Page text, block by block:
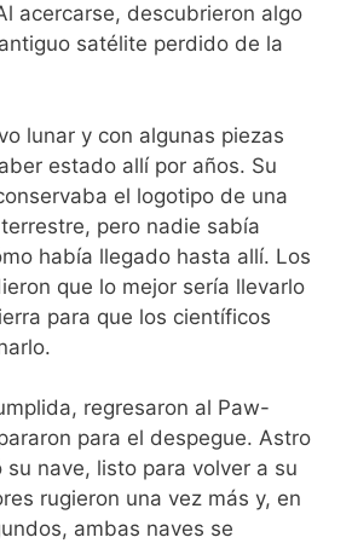
acercarse, descubrieron algo
satélite perdido de la
lunar y con algunas piezas
estado allí por años. Su
el logotipo de una
pero nadie sabía
había llegado hasta allí. Los
que lo mejor sería llevarlo
para que los científicos
regresaron al Paw-
para el despegue. Astro
nave, listo para volver a su
rugieron una vez más y, en
ambas naves se